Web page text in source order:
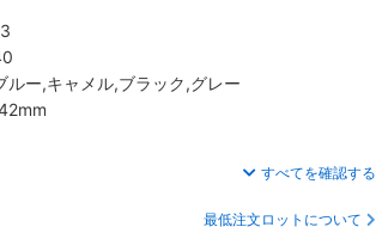
ルー,キャメル,ブラック,グレー
すべてを確認する
最低注文ロットについて